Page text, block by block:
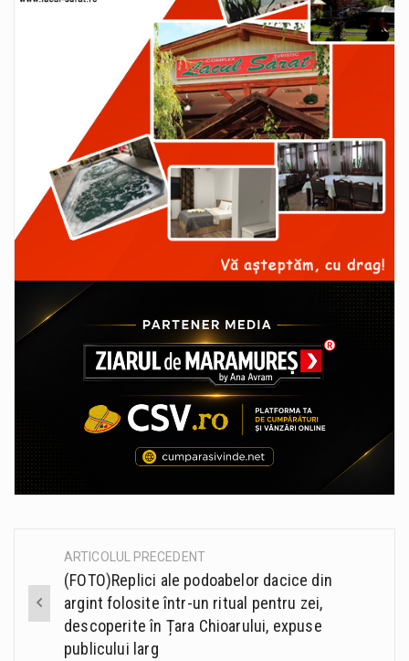
Post
navigation
ARTICOLUL PRECEDENT
(FOTO)Replici ale podoabelor dacice din
argint folosite într-un ritual pentru zei,
descoperite în Țara Chioarului, expuse
publicului larg